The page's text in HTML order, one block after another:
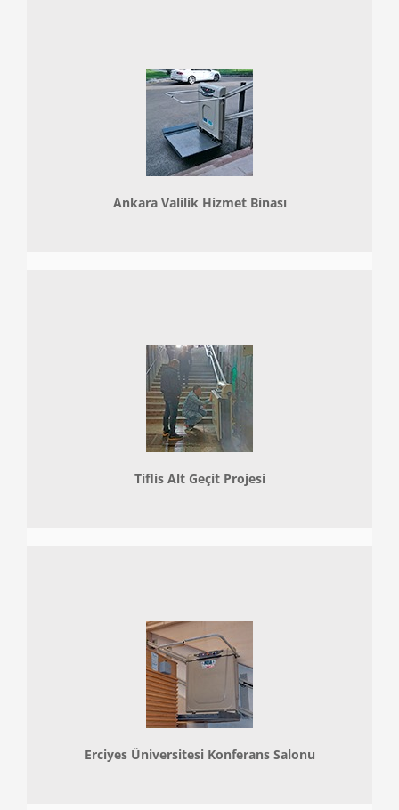
Ankara Valilik Hizmet Binası
Tiflis Alt Geçit Projesi
Erciyes Üniversitesi Konferans Salonu